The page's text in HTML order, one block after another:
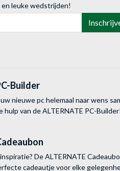
leuke wedstrijden!
Builder
nieuwe pc helemaal naar wens
hulp van de ALTERNATE PC-Builder!
De ALTERNATE
cadeautje voor elke